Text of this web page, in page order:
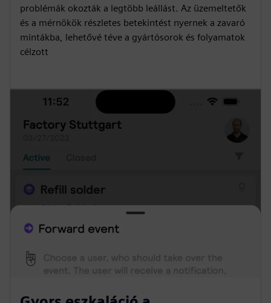
problémák okozták a legtöbb leállást. Az üzemeltetők
és a mérnökök részletes betekintést nyernek a zavaró
mintákba, lehetővé téve a gyártósorok és folyamatok
célzott